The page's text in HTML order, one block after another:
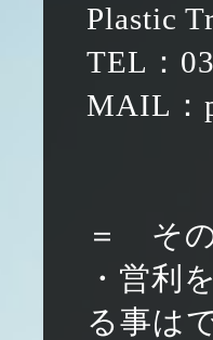
Plastic
TEL：
MAIL：
＝ そ
・営利
る事は